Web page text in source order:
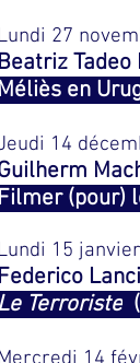
27
Beatriz Tadeo
Méliès en
14
Filmer (pour)
15
Federico
Le Terroriste